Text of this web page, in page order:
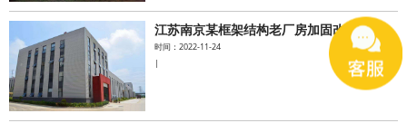
江苏南京某框架结构老厂房加固改造项目
时间：2022-11-24
|